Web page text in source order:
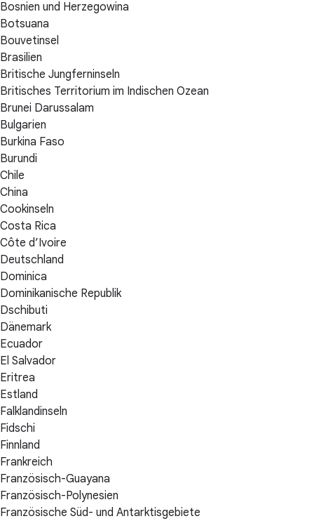
Bosnien und Herzegowina
Botsuana
Bouvetinsel
Brasilien
Britische Jungferninseln
Britisches Territorium im Indischen Ozean
Brunei Darussalam
Bulgarien
Burkina Faso
Burundi
Chile
China
Cookinseln
Costa Rica
Côte d’Ivoire
Deutschland
Dominica
Dominikanische Republik
Dschibuti
Dänemark
Ecuador
El Salvador
Eritrea
Estland
Falklandinseln
Fidschi
Finnland
Frankreich
Französisch-Guayana
Französisch-Polynesien
Französische Süd- und Antarktisgebiete